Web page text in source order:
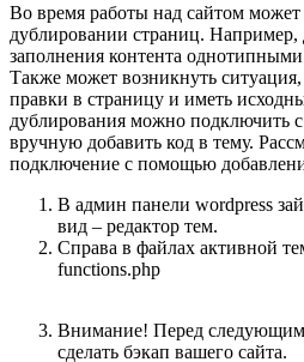
Во время работы над сайтом может
дублировании страниц. Например,
заполнения контента
Также может возникнуть
правки в страницу и иметь
дублирования можно подключить
вручную добавить код в тему.
подключение с помощью
В админ панели wordpress
вид – редактор тем.
Справа в файлах активной
functions.php
Внимание! Перед следующим
сделать бэкап вашего сайта.